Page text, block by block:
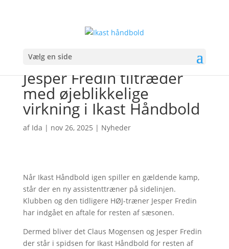
Vælg en side
Jesper Fredin tiltræder
med øjeblikkelige
virkning i Ikast Håndbold
af Ida | nov 26, 2025 | Nyheder
Når Ikast Håndbold igen spiller en gældende kamp,
står der en ny assistenttræner på sidelinjen.
Klubben og den tidligere HØJ-træner Jesper Fredin
har indgået en aftale for resten af sæsonen.
Dermed bliver det Claus Mogensen og Jesper Fredin
der står i spidsen for Ikast Håndbold for resten af